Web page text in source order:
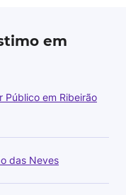
em
Público em Ribeirão
das Neves